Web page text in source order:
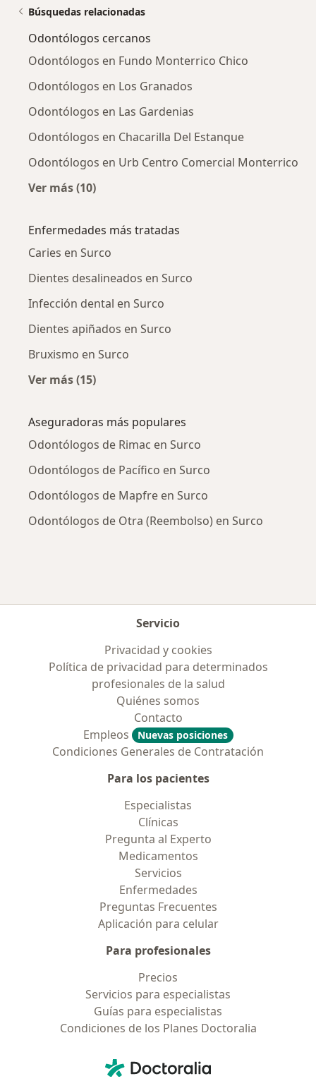
Búsquedas relacionadas
Odontólogos cercanos
Odontólogos en Fundo Monterrico Chico
Odontólogos en Los Granados
Odontólogos en Las Gardenias
Odontólogos en Chacarilla Del Estanque
Odontólogos en Urb Centro Comercial Monterrico
Ver más (10)
Enfermedades más tratadas
Caries en Surco
Dientes desalineados en Surco
Infección dental en Surco
Dientes apiñados en Surco
Bruxismo en Surco
Ver más (15)
Aseguradoras más populares
Odontólogos de Rimac en Surco
Odontólogos de Pacífico en Surco
Odontólogos de Mapfre en Surco
Odontólogos de Otra (Reembolso) en Surco
Servicio
Privacidad y cookies
Política de privacidad para determinados
profesionales de la salud
Quiénes somos
Contacto
Empleos
Nuevas posiciones
Condiciones Generales de Contratación
Para los pacientes
Especialistas
Clínicas
Pregunta al Experto
Medicamentos
Servicios
Enfermedades
Preguntas Frecuentes
Aplicación para celular
Para profesionales
Precios
Servicios para especialistas
Guías para especialistas
Condiciones de los Planes Doctoralia
Doctoralia - Página de inicio